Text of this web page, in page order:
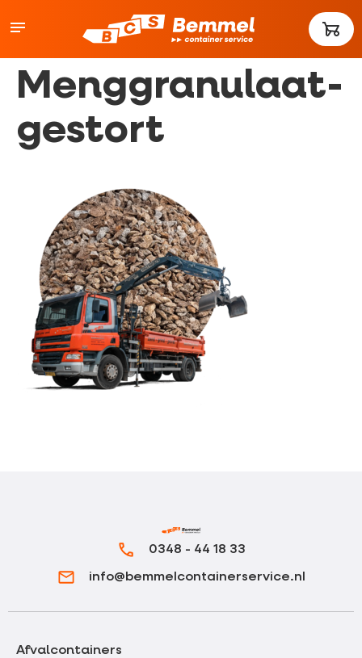
Menggranulaat-
gestort
0348 - 44 18 33
info@bemmelcontainerservice.nl
Afvalcontainers